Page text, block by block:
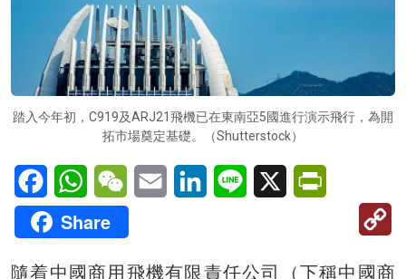
踏入今年初，C919及ARJ21飛機已在東南亞5國進行演示飛行，為開
拓市場奠定基礎。（Shutterstock）
FacebookWhatsAppWeChatEmail LinkedInLine X
Share
隨着中國商用飛機有限責任公司（下稱中國商